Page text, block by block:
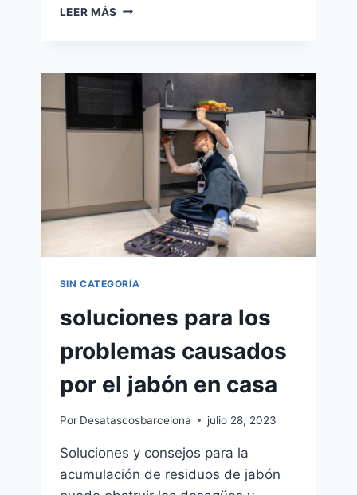
LEER MÁS IMPORTANCIA
MANTENIMIENTO
EN
BAJANTES
COMUNIDADES
VECINOS
SIN CATEGORÍA
soluciones para los
problemas causados
por el jabón en casa
Por Desatascosbarcelona julio 28, 2023
Soluciones y consejos para la
acumulación de residuos de jabón